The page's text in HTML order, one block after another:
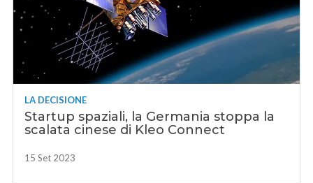
LA DECISIONE
Startup spaziali, la Germania stoppa la
scalata cinese di Kleo Connect
15 Set 2023